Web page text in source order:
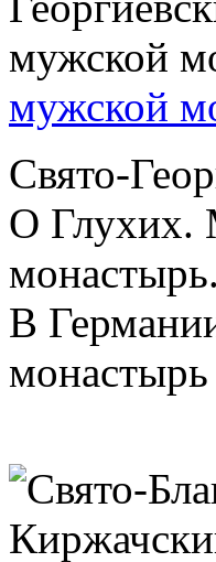
мужской
Свято-
О Глухих.
В
монастырь